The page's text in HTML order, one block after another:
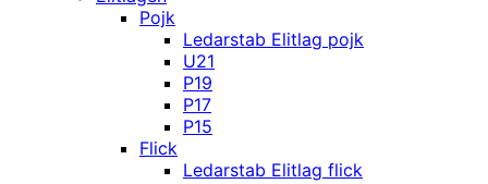
Pojk
Ledarstab Elitlag pojk
U21
P19
P17
P15
Flick
Ledarstab Elitlag flick